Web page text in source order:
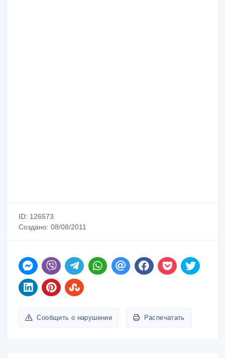
ID: 126573
Создано: 08/08/2011
Сообщить о нарушении Распечатать